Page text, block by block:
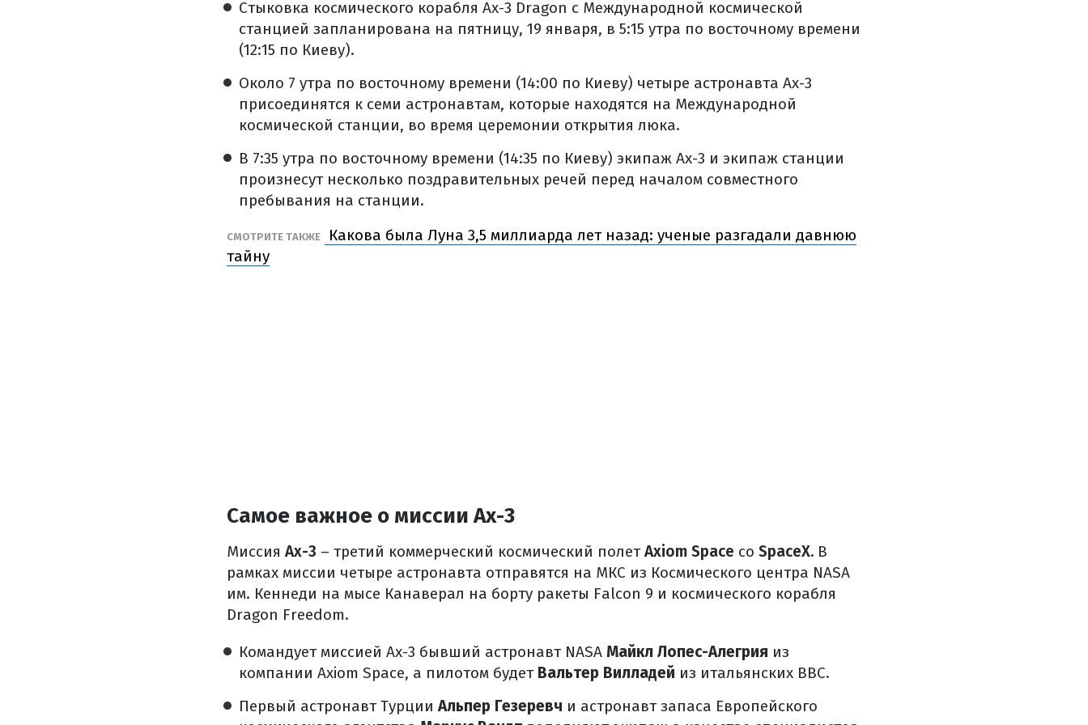
Стыковка космического корабля Ax-3 Dragon с Международной космической
станцией запланирована на пятницу, 19 января, в 5:15 утра по восточному времени
(12:15 по Киеву).
Около 7 утра по восточному времени (14:00 по Киеву) четыре астронавта Ax-3
присоединятся к семи астронавтам, которые находятся на Международной
космической станции, во время церемонии открытия люка.
В 7:35 утра по восточному времени (14:35 по Киеву) экипаж Ax-3 и экипаж станции
произнесут несколько поздравительных речей перед началом совместного
пребывания на станции.
СМОТРИТЕ ТАКЖЕ
Какова была Луна 3,5 миллиарда лет назад: ученые разгадали давнюю
тайну
Самое важное о миссии Ax-3
Миссия Ax-3 – третий коммерческий космический полетAxiom Space со SpaceX. В
рамках миссии четыре астронавта отправятся на МКС из Космического центра NASA
им. Кеннеди на мысе Канаверал на борту ракеты Falcon 9 и космического корабля
Dragon Freedom.
Командует миссией Ax-3 бывший астронавт NASA Майкл Лопес-Алегрия из
компании Axiom Space, а пилотом будетВальтер Вилладей из итальянских ВВС.
Первый астронавт Турции Альпер Гезеревч и астронавт запаса Европейского